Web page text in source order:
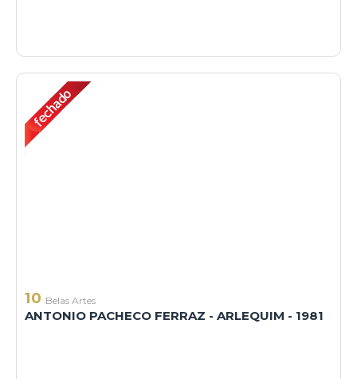
10 Belas Artes
ANTONIO PACHECO FERRAZ - ARLEQUIM - 1981